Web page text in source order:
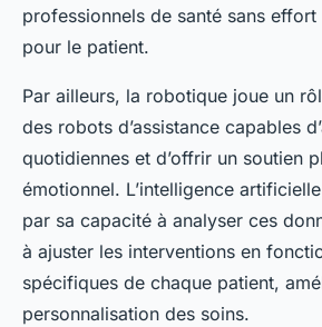
professionnels de santé sans
pour le patient.
Par ailleurs, la robotique joue un
des robots d’assistance capables
quotidiennes et d’offrir un soutien
émotionnel. L’intelligence
par sa capacité à analyser ces
à ajuster les interventions en
spécifiques de chaque patient,
personnalisation des soins.